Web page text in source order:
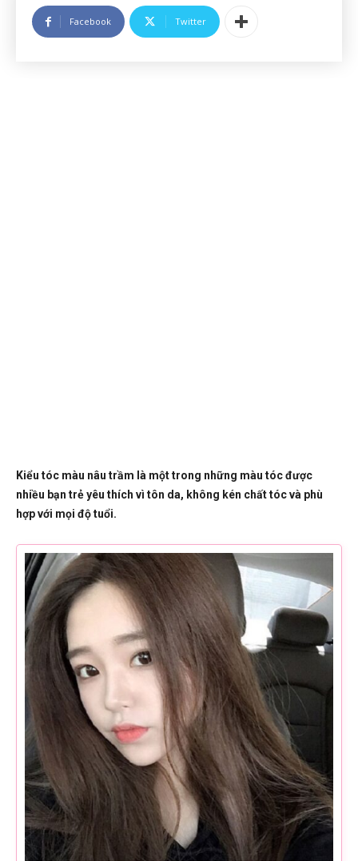
Facebook Twitter
Kiểu tóc màu nâu trầm là một trong những màu tóc được
nhiều bạn trẻ yêu thích vì tôn da, không kén chất tóc và phù
hợp với mọi độ tuổi.